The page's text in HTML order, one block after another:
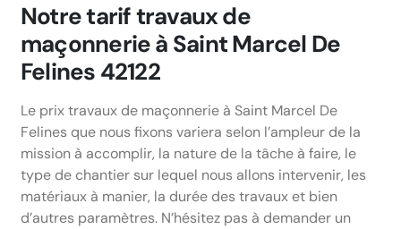
Notre tarif travaux de
maçonnerie à Saint Marcel De
Felines 42122
Le prix travaux de maçonnerie à Saint Marcel De
Felines que nous fixons variera selon l’ampleur de la
mission à accomplir, la nature de la tâche à faire, le
type de chantier sur lequel nous allons intervenir, les
matériaux à manier, la durée des travaux et bien
d’autres paramètres. N’hésitez pas à demander un